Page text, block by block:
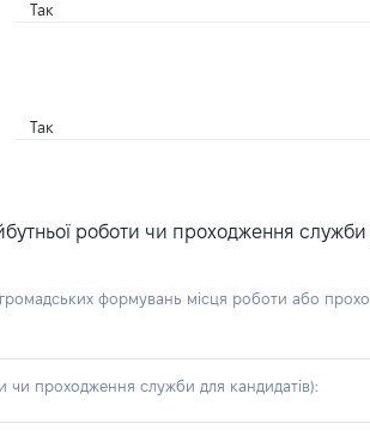
Так
Так
роботи чи проходження служби
формувань місця роботи або
проходження служби для кандидатів):